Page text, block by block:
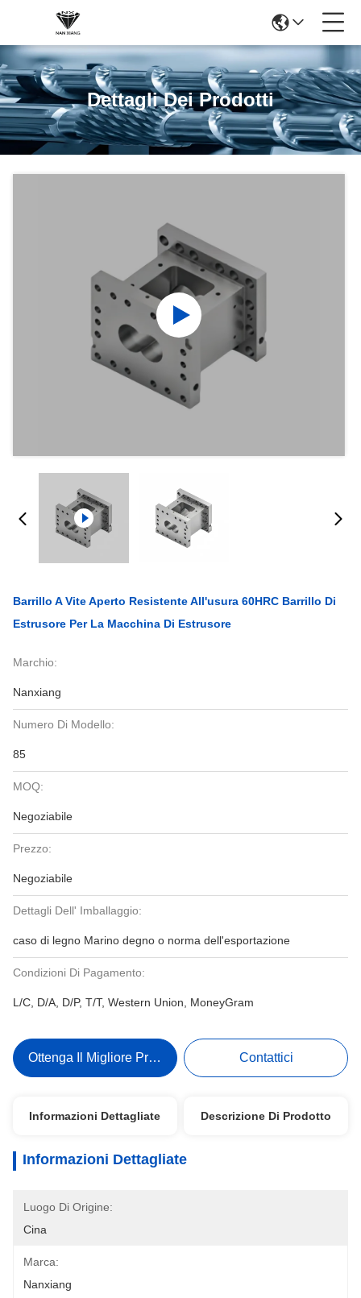
Dettagli Dei Prodotti
Barrillo A Vite Aperto Resistente All'usura 60HRC Barrillo Di
Estrusore Per La Macchina Di Estrusore
Marchio:
Nanxiang
Numero Di Modello:
85
MOQ:
Negoziabile
Prezzo:
Negoziabile
Dettagli Dell' Imballaggio:
caso di legno Marino degno o norma dell'esportazione
Condizioni Di Pagamento:
L/C, D/A, D/P, T/T, Western Union, MoneyGram
Ottenga Il Migliore Prezzo Contattici
Informazioni Dettagliate Descrizione Di Prodotto
Informazioni Dettagliate
Luogo Di Origine:
Cina
Marca:
Nanxiang